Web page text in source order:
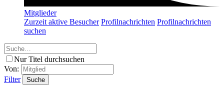
Mitglieder
Zurzeit aktive Besucher Profilnachrichten Profilnachrichten
suchen
Nur Titel durchsuchen
Von:
Filter
Suche